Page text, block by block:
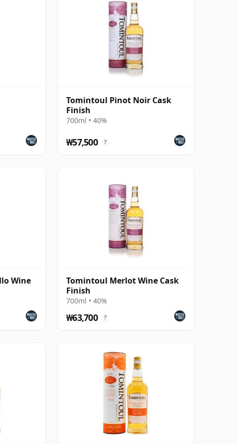
Tomintoul Pinot Noir Cask
Finish
700ml • 40%
₩57,500 ?
Wine
Tomintoul Merlot Wine Cask
Finish
700ml • 40%
₩63,700 ?